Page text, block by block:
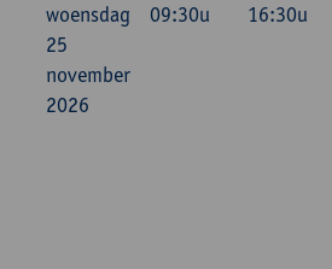
woensdag
25
november
2026
09:30u 16:30u